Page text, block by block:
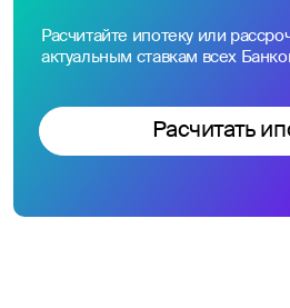
Расчитайте ипотеку или
актуальным ставкам всех
Расчитать